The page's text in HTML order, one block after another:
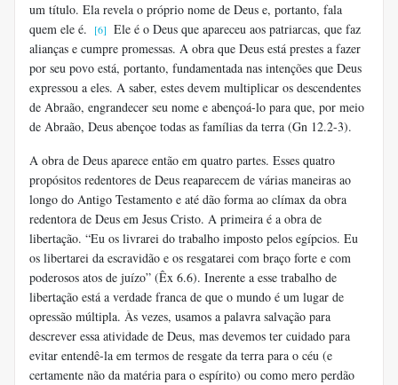
um título. Ela revela o próprio nome de Deus e, portanto, fala
quem ele é.
[6] Ele é o Deus que apareceu aos patriarcas, que faz
alianças e cumpre promessas. A obra que Deus está prestes a fazer
por seu povo está, portanto, fundamentada nas intenções que Deus
expressou a eles. A saber, estes devem multiplicar os descendentes
de Abraão, engrandecer seu nome e abençoá-lo para que, por meio
de Abraão, Deus abençoe todas as famílias da terra (Gn 12.2-3).
A obra de Deus aparece então em quatro partes. Esses quatro
propósitos redentores de Deus reaparecem de várias maneiras ao
longo do Antigo Testamento e até dão forma ao clímax da obra
redentora de Deus em Jesus Cristo. A primeira é a obra de
libertação. “Eu os livrarei do trabalho imposto pelos egípcios. Eu
os libertarei da escravidão e os resgatarei com braço forte e com
poderosos atos de juízo” (Êx 6.6). Inerente a esse trabalho de
libertação está a verdade franca de que o mundo é um lugar de
opressão múltipla. Às vezes, usamos a palavra salvação para
descrever essa atividade de Deus, mas devemos ter cuidado para
evitar entendê-la em termos de resgate da terra para o céu (e
certamente não da matéria para o espírito) ou como mero perdão